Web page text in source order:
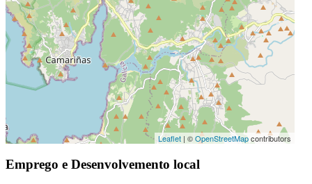
Leaflet| ©OpenStreetMapcontributors
Emprego e Desenvolvemento local